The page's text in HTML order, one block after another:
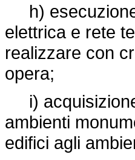
h) esecuzione
elettrica e rete
realizzare con
opera;
i) acquisizione
ambienti
edifici agli